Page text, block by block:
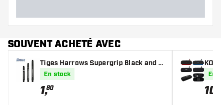
SOUVENT ACHETÉ AVEC
Tiges Harrows Supergrip Black and S
ilver
En stock
1,80
En
10